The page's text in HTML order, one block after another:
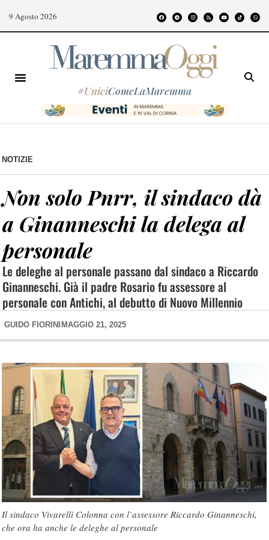
9 Agosto 2026
#UniciComeLaMaremma
NOTIZIE
Non solo Pnrr, il sindaco dà
a Ginanneschi la delega al
personale
Le deleghe al personale passano dal sindaco a Riccardo
Ginanneschi. Già il padre Rosario fu assessore al
personale con Antichi, al debutto di Nuovo Millennio
GUIDO FIORINI MAGGIO 21, 2025
Il sindaco Vivarelli Colonna con l’assessore Riccardo Ginanneschi,
che ora ha anche le deleghe al personale